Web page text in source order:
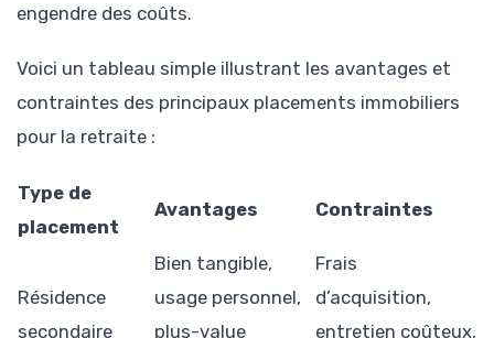
engendre des coûts.
Voici un tableau simple illustrant les avantages et
contraintes des principaux placements immobiliers
pour la retraite :
Type de
placement
Avantages Contraintes
Résidence
secondaire
Bien tangible,
usage personnel,
plus-value
Frais
d’acquisition,
entretien coûteux,